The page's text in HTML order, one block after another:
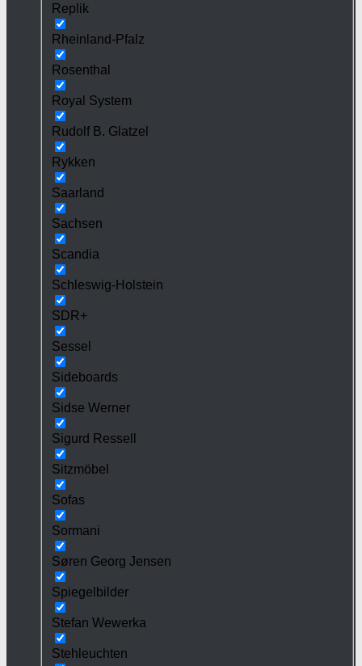
Replik
Rheinland-Pfalz
Rosenthal
Royal System
Rudolf B. Glatzel
Rykken
Saarland
Sachsen
Scandia
Schleswig-Holstein
SDR+
Sessel
Sideboards
Sidse Werner
Sigurd Ressell
Sitzmöbel
Sofas
Sormani
Søren Georg Jensen
Spiegelbilder
Stefan Wewerka
Stehleuchten